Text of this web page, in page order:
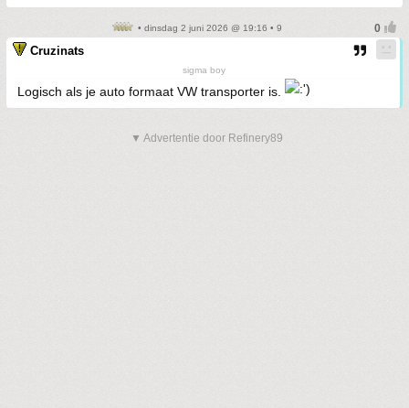
• dinsdag 2 juni 2026 @ 19:16 • 9
Cruzinats
sigma boy
Logisch als je auto formaat VW transporter is.
▼ Advertentie door Refinery89